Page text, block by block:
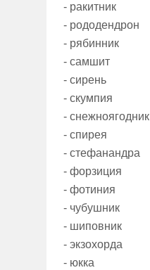
- ракитник
- рододендрон
- рябинник
- самшит
- сирень
- скумпия
- снежноягодник
- спирея
- стефанандра
- форзиция
- фотиния
- чубушник
- шиповник
- экзохорда
- юкка